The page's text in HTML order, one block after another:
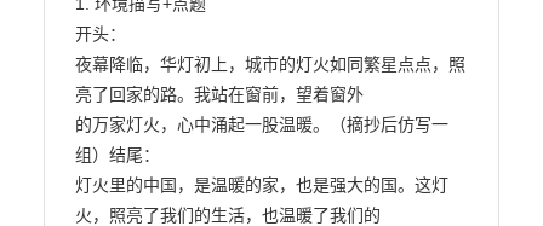
开头：
夜幕降临，华灯初上，城市的灯火如同繁星点点，照
亮了回家的路。我站在窗前，望着窗外
的万家灯火，心中涌起一股温暖。（摘抄后仿写一
组）结尾：
灯火里的中国，是温暖的家，也是强大的国。这灯
火，照亮了我们的生活，也温暖了我们的